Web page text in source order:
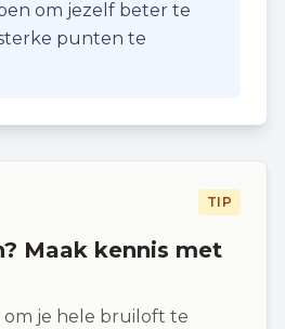
om jezelf beter te
punten te
TIP
Maak kennis met
om je hele bruiloft te